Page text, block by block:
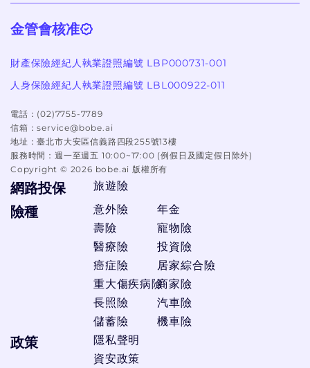
金管會核准
財產保險經紀人執業證照編號 LBP000731-001
人身保險經紀人執業證照編號 LBL000922-011
電話： (02)7755-7789
信箱：service@bobe.ai
地址：臺北市大安區信義路四段255號13樓
服務時間： 週一至週五 10:00~17:00 (例假日及國定假日除外)
Copyright © 2026 bobe.ai 版權所有
網路投保 旅遊險
險種
意外險
壽險
醫療險
癌症險
重大傷疾病險
長照險
儲蓄險
年金
寵物險
投資險
居家綜合險
商家險
汽車險
機車險
政策
隱私聲明
資安政策